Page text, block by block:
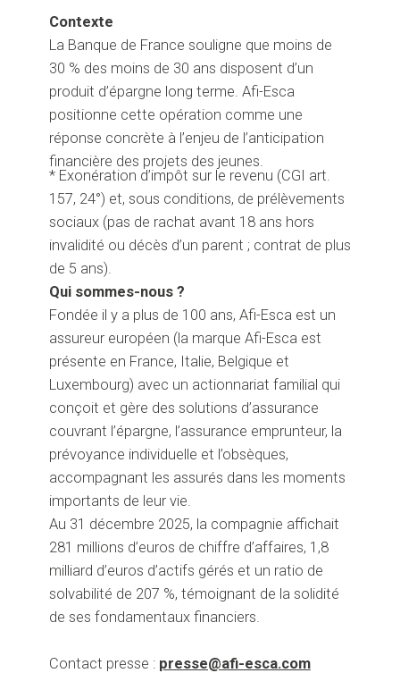
Contexte
La Banque de France souligne que moins de
30 % des moins de 30 ans disposent d’un
produit d’épargne long terme. Afi-Esca
positionne cette opération comme une
réponse concrète à l’enjeu de l’anticipation
financière des projets des jeunes.
* Exonération d’impôt sur le revenu (CGI art.
157, 24°) et, sous conditions, de prélèvements
sociaux (pas de rachat avant 18 ans hors
invalidité ou décès d’un parent ; contrat de plus
de 5 ans).
Qui sommes-nous ?
Fondée il y a plus de 100 ans, Afi-Esca est un
assureur européen (la marque Afi-Esca est
présente en France, Italie, Belgique et
Luxembourg) avec un actionnariat familial qui
conçoit et gère des solutions d’assurance
couvrant l’épargne, l’assurance emprunteur, la
prévoyance individuelle et l’obsèques,
accompagnant les assurés dans les moments
importants de leur vie.
Au 31 décembre 2025, la compagnie affichait
281 millions d’euros de chiffre d’affaires, 1,8
milliard d’euros d’actifs gérés et un ratio de
solvabilité de 207 %, témoignant de la solidité
de ses fondamentaux financiers.
Contact presse : presse@afi-esca.com